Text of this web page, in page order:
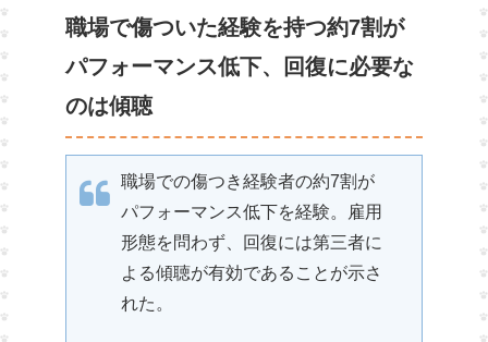
職場で傷ついた経験を持つ約7割が
パフォーマンス低下、回復に必要な
のは傾聴
職場での傷つき経験者の約7割が
パフォーマンス低下を経験。雇用
形態を問わず、回復には第三者に
よる傾聴が有効であることが示さ
れた。